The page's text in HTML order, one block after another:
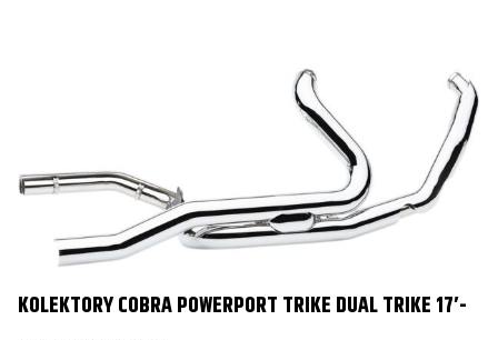
KOLEKTORY COBRA POWERPORT TRIKE DUAL TRIKE 17′-